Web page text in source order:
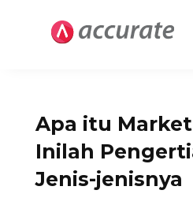
Apa itu
Inilah
Jenis-jenisnya